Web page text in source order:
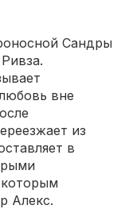
Сандры
вне
из
в
Алекс.